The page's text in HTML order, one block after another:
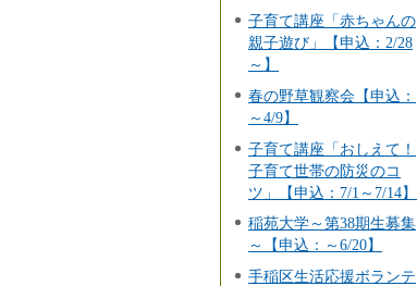
子育て講座「赤ちゃんの
親子遊び」【申込：2/28
～】
春の野草観察会【申込：
～4/9】
子育て講座「おしえて！
子育て世帯の防災のコ
ツ」【申込：7/1～7/14】
稲苑大学～第38期生募集
～【申込：～6/20】
手稲区生活応援ボランテ